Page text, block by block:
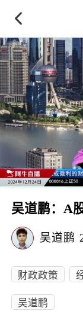
吴道鹏：A
吴道鹏
财政政策
吴道鹏